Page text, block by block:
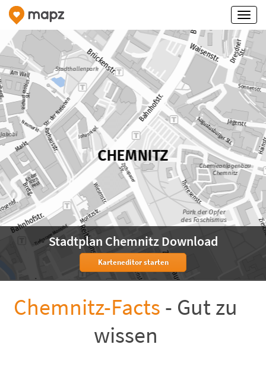
Stadtplan Chemnitz Download
Karteneditor starten
Chemnitz-Facts - Gut zu
wissen